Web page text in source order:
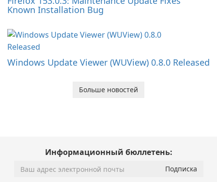
Known Installation Bug
Windows Update Viewer (WUView) 0.8.0 Released
Больше новостей
Информационный бюллетень: